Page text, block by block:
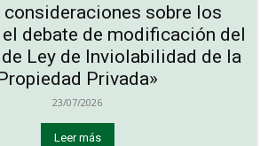
consideraciones sobre los
debate de modificación del
Ley de Inviolabilidad de la
Privada»
23/07/2026
Leer más